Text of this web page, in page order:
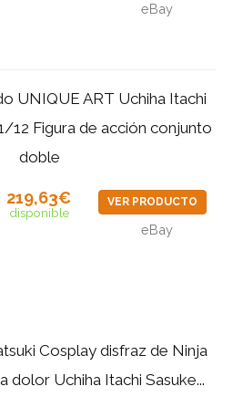
eBay
UNIQUE ART Uchiha Itachi
12 Figura de acción conjunto
doble
219,63€
disponible
VER PRODUCTO
eBay
Cosplay disfraz de Ninja
dolor Uchiha Itachi Sasuke...